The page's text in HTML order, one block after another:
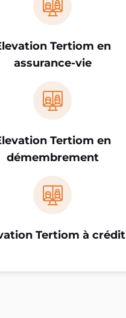
Tertiom en
assurance-vie
Tertiom en
démembrement
Tertiom à crédit